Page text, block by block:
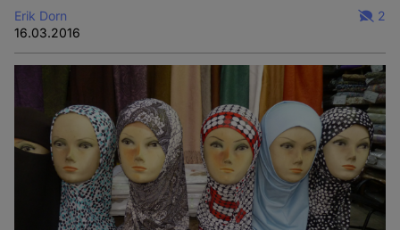
Erik Dorn
16.03.2016
2